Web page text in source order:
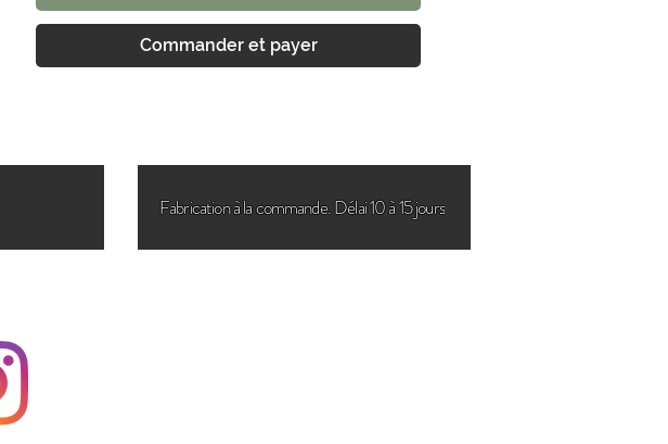
Commander et payer
Fabrication à la commande. Délai 10 à 15 jours